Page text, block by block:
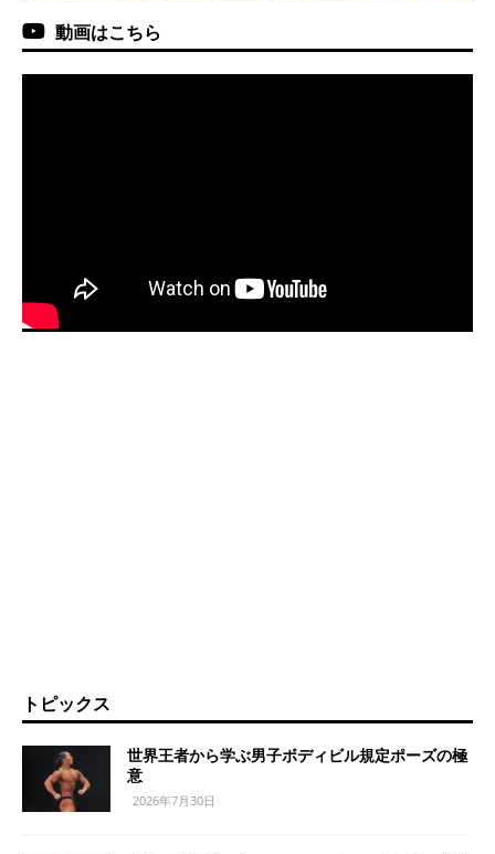
動画はこちら
トピックス
世界王者から学ぶ男子ボディビル規定ポーズの極
意
2026年7月30日